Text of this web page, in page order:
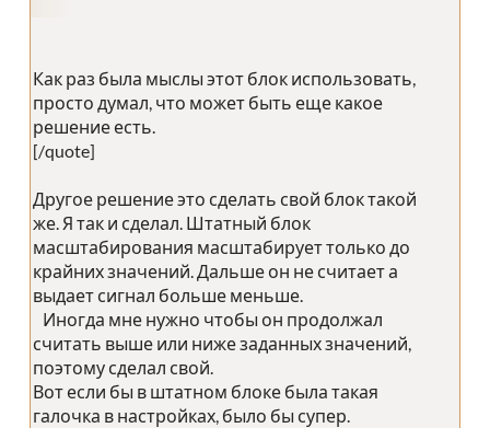
Как раз была мыслы этот блок использовать,
просто думал, что может быть еще какое
решение есть.
[/quote]
Другое решение это сделать свой блок такой
же. Я так и сделал. Штатный блок
масштабирования масштабирует только до
крайних значений. Дальше он не считает а
выдает сигнал больше меньше.
Иногда мне нужно чтобы он продолжал
считать выше или ниже заданных значений,
поэтому сделал свой.
Вот если бы в штатном блоке была такая
галочка в настройках, было бы супер.